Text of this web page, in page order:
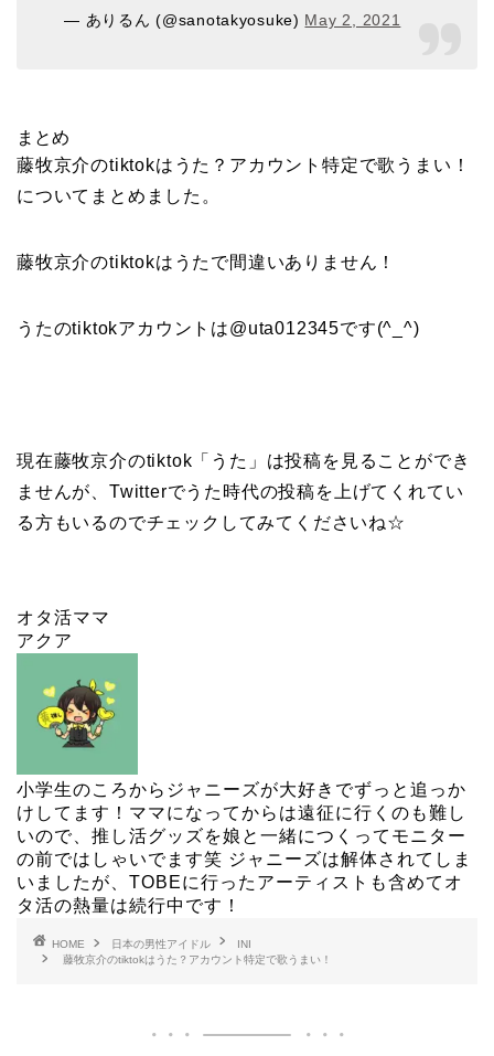
— ありるん (@sanotakyosuke) May 2, 2021
まとめ
藤牧京介のtiktokはうた？アカウント特定で歌うまい！
についてまとめました。
藤牧京介のtiktokはうたで間違いありません！
うたのtiktokアカウントは@uta012345です(^_^)
現在藤牧京介のtiktok「うた」は投稿を見ることができ
ませんが、Twitterでうた時代の投稿を上げてくれてい
る方もいるのでチェックしてみてくださいね☆
オタ活ママ
アクア
小学生のころからジャニーズが大好きでずっと追っか
けしてます！ママになってからは遠征に行くのも難し
いので、推し活グッズを娘と一緒につくってモニター
の前ではしゃいでます笑 ジャニーズは解体されてしま
いましたが、TOBEに行ったアーティストも含めてオ
タ活の熱量は続行中です！
HOME 日本の男性アイドル
INI
藤牧京介のtiktokはうた？アカウント特定で歌うまい！